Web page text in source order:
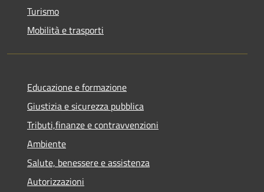
Turismo
Mobilità e trasporti
Educazione e formazione
Giustizia e sicurezza pubblica
Tributi,finanze e contravvenzioni
Ambiente
Salute, benessere e assistenza
Autorizzazioni